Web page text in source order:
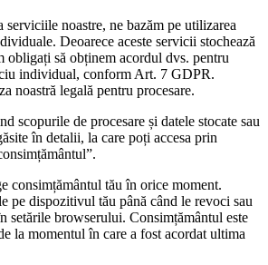
serviciile noastre, ne bazăm pe utilizarea
Deoarece aceste servicii stochează
obligați să obținem acordul dvs. pentru
individual, conform Art. 7 GDPR.
noastră legală pentru procesare.
scopurile de procesare și datele stocate sau
în detalii, la care poți accesa prin
consimțământul tău în orice moment.
pe dispozitivul tău până când le revoci sau
setările browserului. Consimțământul este
la momentul în care a fost acordat ultima